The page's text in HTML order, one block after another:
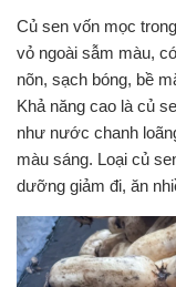
Củ sen vốn mọc
vỏ ngoài sẫm màu,
nõn, sạch bóng, bề
Khả năng cao là củ
như nước chanh
màu sáng. Loại củ
dưỡng giảm đi, ăn